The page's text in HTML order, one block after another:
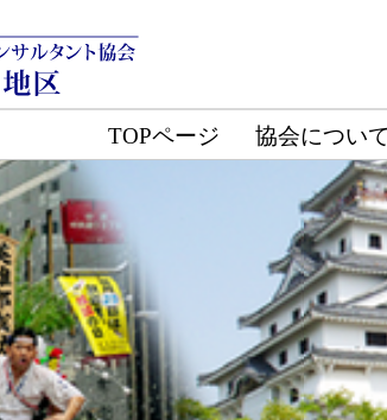
TOPページ 協会について